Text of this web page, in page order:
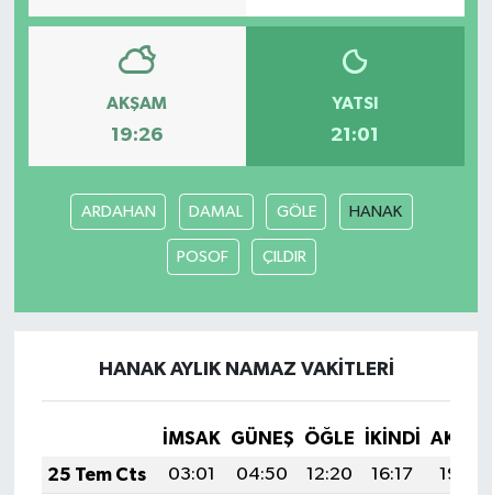
AKŞAM
19:26
YATSI
21:01
ARDAHAN DAMAL GÖLE HANAK
POSOF ÇILDIR
HANAK AYLIK NAMAZ VAKITLERI
İMSAK GÜNEŞ ÖĞLE İKINDI
25 Tem Cts
03:01 04:50 12:20 16:17
19:40